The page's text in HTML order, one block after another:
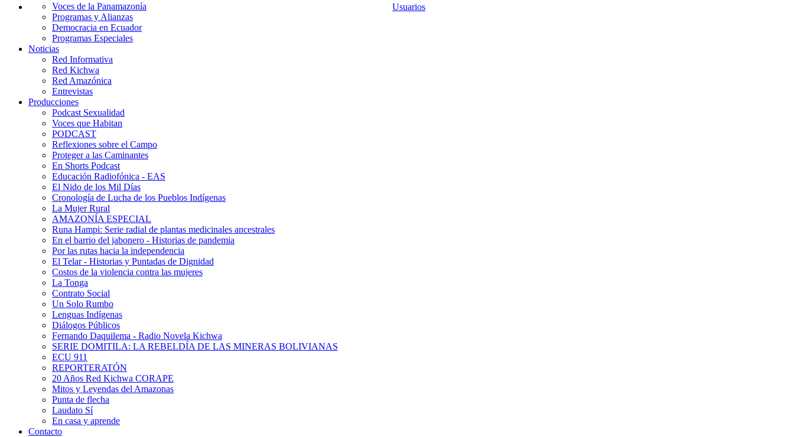
Usuarios
Voces de la Panamazonía
Programas y Alianzas
Democracia en Ecuador
Programas Especiales
Noticias
Red Informativa
Red Kichwa
Red Amazónica
Entrevistas
Producciones
Podcast Sexualidad
Voces que Habitan
PODCAST
Reflexiones sobre el Campo
Proteger a las Caminantes
En Shorts Podcast
Educación Radiofónica - EAS
El Nido de los Mil Días
Cronología de Lucha de los Pueblos Indígenas
La Mujer Rural
AMAZONÍA ESPECIAL
Runa Hampi: Serie radial de plantas medicinales ancestrales
En el barrio del jabonero - Historias de pandemia
Por las rutas hacia la independencia
El Telar - Historias y Puntadas de Dignidad
Costos de la violencia contra las mujeres
La Tonga
Contrato Social
Un Solo Rumbo
Lenguas Indígenas
Diálogos Públicos
Fernando Daquilema - Radio Novela Kichwa
SERIE DOMITILA: LA REBELDÍA DE LAS MINERAS BOLIVIANAS
ECU 911
REPORTERATÓN
20 Años Red Kichwa CORAPE
Mitos y Leyendas del Amazonas
Punta de flecha
Laudato Sí
En casa y aprende
Contacto